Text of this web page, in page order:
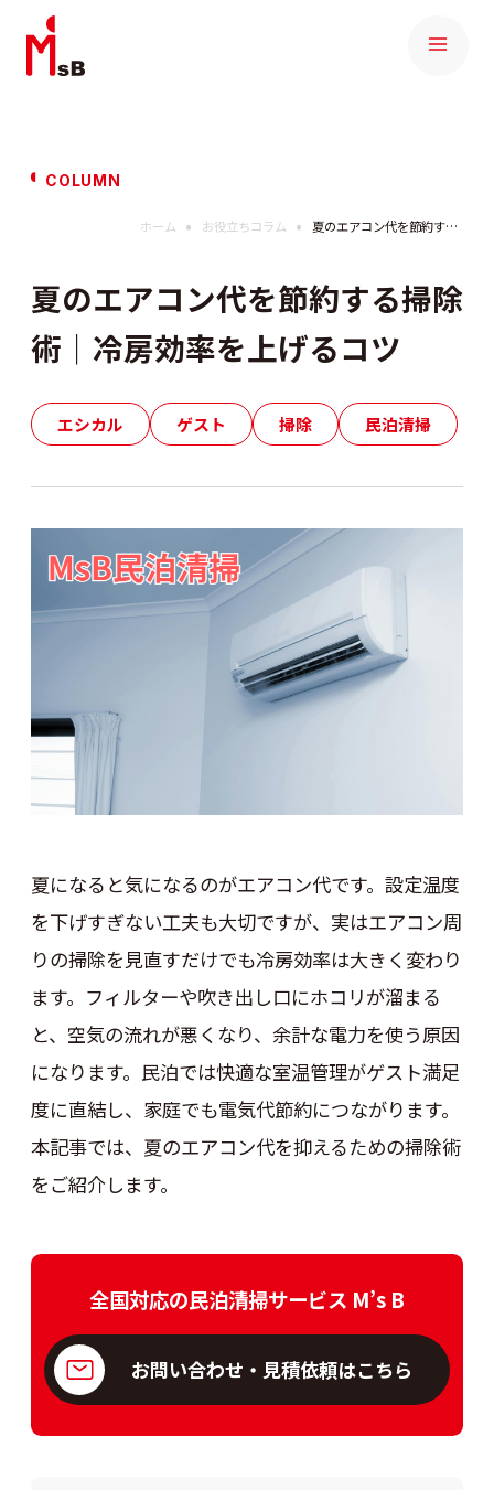
COLUMN
ホーム お役立ちコラム 夏のエアコン代を節約する掃除術｜冷房効率を上げるコツ
夏のエアコン代を節約する掃除
術｜冷房効率を上げるコツ
エシカル ゲスト 掃除 民泊清掃
夏になると気になるのがエアコン代です。設定温度
を下げすぎない工夫も大切ですが、実はエアコン周
りの掃除を見直すだけでも冷房効率は大きく変わり
ます。フィルターや吹き出し口にホコリが溜まる
と、空気の流れが悪くなり、余計な電力を使う原因
になります。民泊では快適な室温管理がゲスト満足
度に直結し、家庭でも電気代節約につながります。
本記事では、夏のエアコン代を抑えるための掃除術
をご紹介します。
全国対応の民泊清掃サービス M’s B
お問い合わせ・見積依頼はこちら